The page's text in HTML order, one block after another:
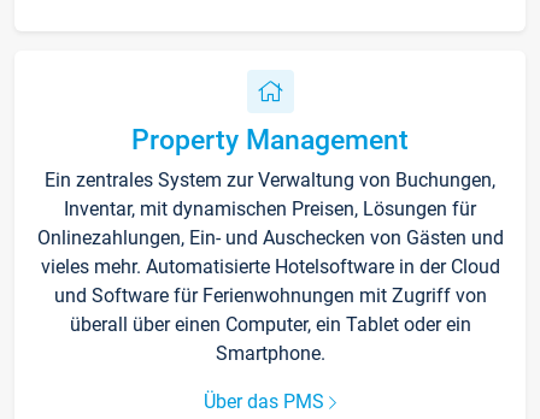
Property Management
Ein zentrales System zur Verwaltung von Buchungen,
Inventar, mit dynamischen Preisen, Lösungen für
Onlinezahlungen, Ein- und Auschecken von Gästen und
vieles mehr. Automatisierte Hotelsoftware in der Cloud
und Software für Ferienwohnungen mit Zugriff von
überall über einen Computer, ein Tablet oder ein
Smartphone.
Über das PMS